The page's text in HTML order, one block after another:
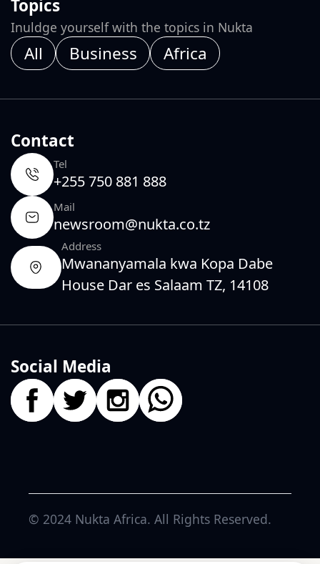
Topics
Inuldge yourself with the topics in Nukta
All Business Africa
Contact
Tel
+255 750 881 888
Mail
newsroom@nukta.co.tz
Address
Mwananyamala kwa Kopa Dabe
House Dar es Salaam TZ, 14108
Social Media
© 2024 Nukta Africa. All Rights Reserved.